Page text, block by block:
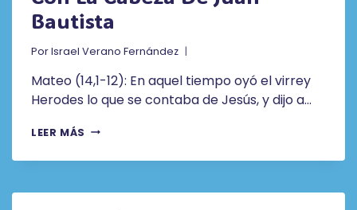
RICO
ANTE
Bautista
PorIsrael Verano Fernández
Mateo (14,1-12): En aquel tiempo oyó el virrey
Herodes lo que se contaba de Jesús, y dijo a…
LEER MÁS MATEO
12):
BANDEJA